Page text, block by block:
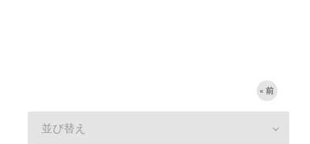
« 前
並び替え